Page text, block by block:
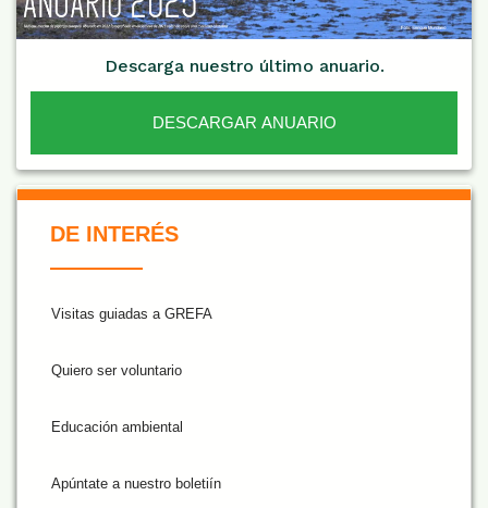
Descarga nuestro último anuario.
DESCARGAR ANUARIO
De Interés NARANJA
DE INTERÉS
Visitas guiadas a GREFA
Quiero ser voluntario
Educación ambiental
Apúntate a nuestro boletiín